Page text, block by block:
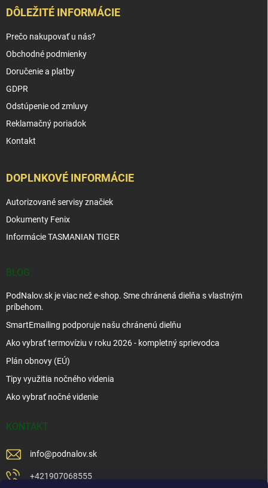
DÔLEŽITÉ INFORMÁCIE
Prečo nakupovať u nás?
Obchodné podmienky
Doručenie a platby
GDPR
Odstúpenie od zmluvy
Reklamačný poriadok
Kontakt
DOPLNKOVÉ INFORMÁCIE
Autorizované servisy značiek
Dokumenty Fenix
Informácie TASMANIAN TIGER
BLOG
PodNalov.sk je viac než e-shop. Sme chránená dielňa s vlastným
príbehom.
SmartEmailing podporuje našu chránenú dielňu
Ako vybrať termovíziu v roku 2026 - kompletný sprievodca
Plán obnovy (EÚ)
Tipy využitia nočného videnia
Ako vybrať nočné videnie
KONTAKT
info@podnalov.sk
+421907068555